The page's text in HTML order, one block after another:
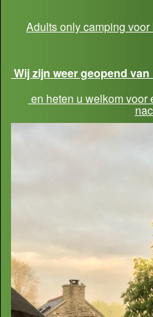
Adults only camping
Wij zijn weer geopend
en heten u welkom voor